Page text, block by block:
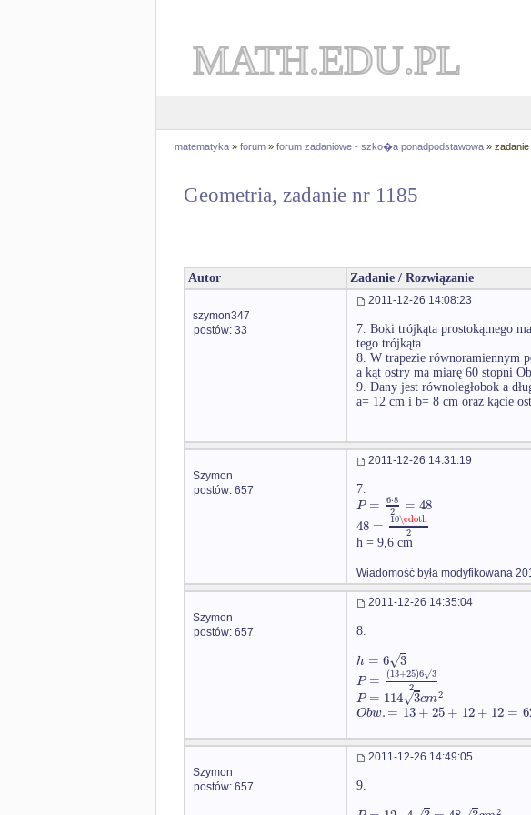
MATH.EDU.PL
matematyka » forum » forum zadaniowe - szko�a ponadpodstawowa » zadanie
Geometria, zadanie nr 1185
Autor Zadanie / Rozwiązanie
szymon347
postów: 33
2011-12-26 14:08:23
7. Boki trójkąta prostokątnego
tego trójkąta
8. W trapezie równoramiennym
a kąt ostry ma miarę 60 stopni
9. Dany jest równoległobok a
a= 12 cm i b= 8 cm oraz kącie
Szymon
postów: 657
2011-12-26 14:31:19
7.
P = 6⋅8
2 = 48
48 = 10\cdoth
2
h = 9,6 cm
Wiadomość była modyfikowana
Szymon
postów: 657
2011-12-26 14:35:04
8.
h = 6 3
√
P = (13+25)6 3
√
2
P = 114 3
√ cm2
Obw.= 13+25+ 12+ 12 =
Szymon
postów: 657
2011-12-26 14:49:05
9.
2